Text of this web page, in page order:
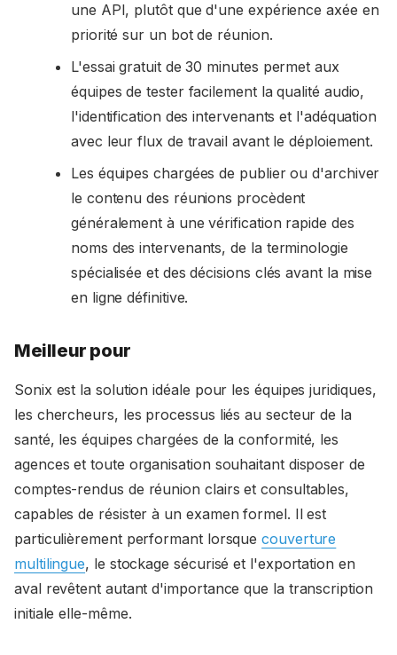
une API, plutôt que d'une expérience axée en
priorité sur un bot de réunion.
L'essai gratuit de 30 minutes permet aux
équipes de tester facilement la qualité audio,
l'identification des intervenants et l'adéquation
avec leur flux de travail avant le déploiement.
Les équipes chargées de publier ou d'archiver
le contenu des réunions procèdent
généralement à une vérification rapide des
noms des intervenants, de la terminologie
spécialisée et des décisions clés avant la mise
en ligne définitive.
Meilleur pour
Sonix est la solution idéale pour les équipes juridiques,
les chercheurs, les processus liés au secteur de la
santé, les équipes chargées de la conformité, les
agences et toute organisation souhaitant disposer de
comptes-rendus de réunion clairs et consultables,
capables de résister à un examen formel. Il est
particulièrement performant lorsquecouverture
multilingue, le stockage sécurisé et l'exportation en
aval revêtent autant d'importance que la transcription
initiale elle-même.